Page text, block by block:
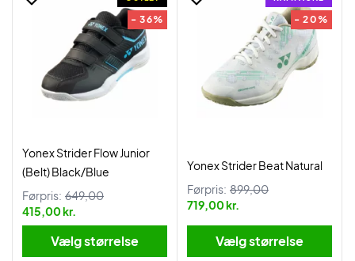
- 36%
Yonex Strider Flow Junior
(Belt) Black/Blue
Førpris: 649,00
415,00 kr.
Vælg størrelse
- 20%
Yonex Strider Beat Natural
Førpris: 899,00
719,00 kr.
Vælg størrelse